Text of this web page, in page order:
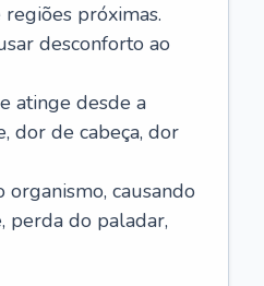
próximas.
desconforto ao
atinge desde a
dor de cabeça, dor
causando
perda do paladar,